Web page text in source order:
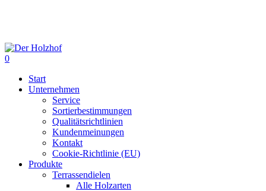
content
0
Start
Unternehmen
Service
Sortierbestimmungen
Qualitätsrichtlinien
Kundenmeinungen
Kontakt
Cookie-Richtlinie (EU)
Produkte
Terrassendielen
Alle Holzarten